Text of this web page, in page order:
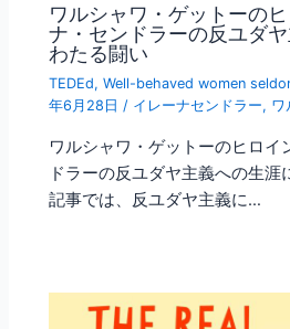
ワルシャワ・ゲットーの
ナ・センドラーの反ユダ
わたる闘い
TEDEd,Well-behaved women
年6月28日/ イレーナセンドラー, ワ
ワルシャワ・ゲットーのヒロイ
ドラーの反ユダヤ主義への生涯
記事では、反ユダヤ主義に…